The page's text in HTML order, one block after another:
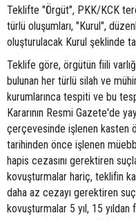
Teklifte "Örgüt", PKK/KCK
türlü oluşumları, "Kurul",
oluşturulacak Kurul şeklinde
Teklife göre, örgütün fiili
bulunan her türlü silah ve
kurumlarınca tespiti ve bu
Kararının Resmi Gazete'de
çerçevesinde işlenen kasten
tarihinden önce işlenen
hapis cezasını gerektiren
kovuşturmalar hariç, teklifin
daha az cezayı gerektiren
kovuşturmalar 5 yıl, 15